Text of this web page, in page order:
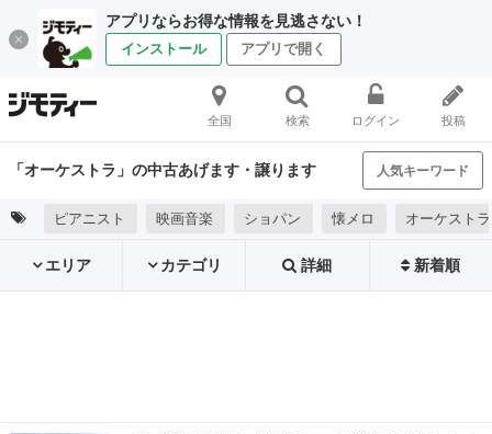
アプリならお得な情報を見逃さない！
インストール アプリで開く
全国 検索 ログイン 投稿
「オーケストラ」の中古あげます・譲ります 人気キーワード
ピアニスト 映画音楽 ショパン 懐メロ オーケスト
エリア カテゴリ 詳細 新着順